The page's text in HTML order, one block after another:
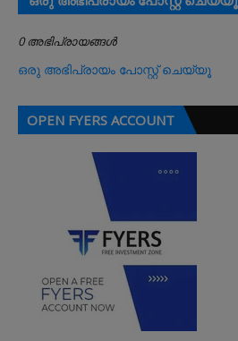
0 അഭിപ്രായങ്ങള്‍
ഒരു അഭിപ്രായം പോസ്റ്റ് ചെയ്യൂ
OPEN FYERS ACCOUNT